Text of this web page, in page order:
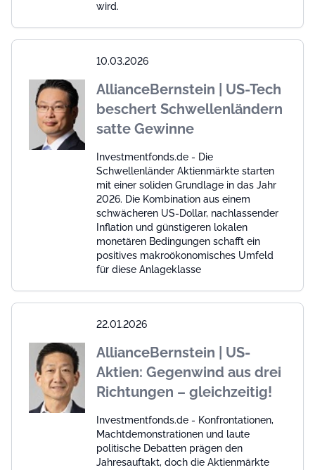
wird.
10.03.2026
AllianceBernstein | US-Tech
beschert Schwellenländern
satte Gewinne
Investmentfonds.de - Die
Schwellenländer Aktienmärkte starten
mit einer soliden Grundlage in das Jahr
2026. Die Kombination aus einem
schwächeren US-Dollar, nachlassender
Inflation und günstigeren lokalen
monetären Bedingungen schafft ein
positives makroökonomisches Umfeld
für diese Anlageklasse
22.01.2026
AllianceBernstein | US-
Aktien: Gegenwind aus drei
Richtungen – gleichzeitig!
Investmentfonds.de - Konfrontationen,
Machtdemonstrationen und laute
politische Debatten prägen den
Jahresauftakt, doch die Aktienmärkte